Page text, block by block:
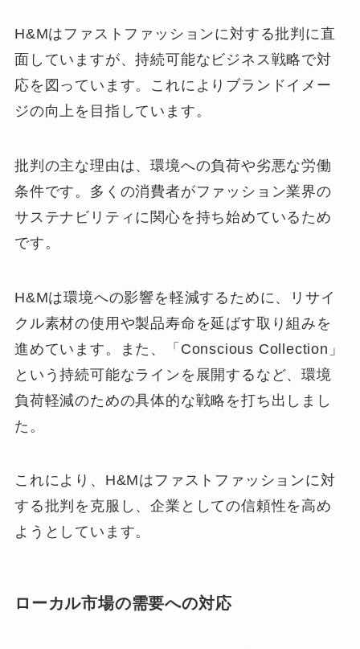
H&Mはファストファッションに対する批判に直
面していますが、持続可能なビジネス戦略で対
応を図っています。これによりブランドイメー
ジの向上を目指しています。
批判の主な理由は、環境への負荷や劣悪な労働
条件です。多くの消費者がファッション業界の
サステナビリティに関心を持ち始めているため
です。
H&Mは環境への影響を軽減するために、リサイ
クル素材の使用や製品寿命を延ばす取り組みを
進めています。また、「Conscious Collection」
という持続可能なラインを展開するなど、環境
負荷軽減のための具体的な戦略を打ち出しまし
た。
これにより、H&Mはファストファッションに対
する批判を克服し、企業としての信頼性を高め
ようとしています。
ローカル市場の需要への対応